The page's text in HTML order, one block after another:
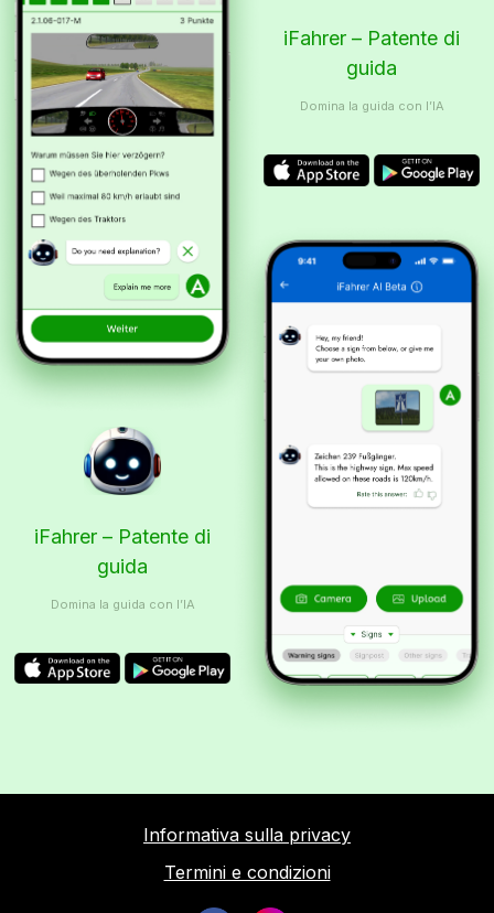
iFahrer – Patente di
guida
Domina la guida con l’IA
iFahrer – Patente di
guida
Domina la guida con l’IA
Informativa sulla privacy
Termini e condizioni